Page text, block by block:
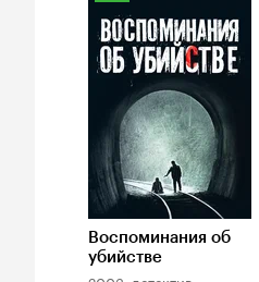
7.7
Воспоминания об
убийстве